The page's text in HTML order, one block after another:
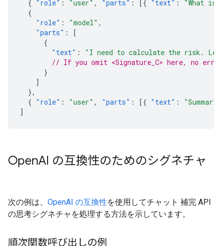
{ "role" : "user" , "parts" : [{ "text" :
"What is
{
"role" : "model" ,
"parts" :
[
{
"text" :
"I need to calculate the risk.
// If you omit <Signature_C> here, no
}
]
},
{ "role" : "user" , "parts" : [{ "text" :
]
OpenAI の互換性のためのシグネチャ
次の例は、 OpenAI の互換性を使用してチャット 補完 API
の思考シグネチャを処理する方法を示しています。
順次関数呼び出しの例